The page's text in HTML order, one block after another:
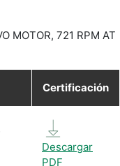
MOTOR, 721 RPM AT
Certificación
Descargar
PDF